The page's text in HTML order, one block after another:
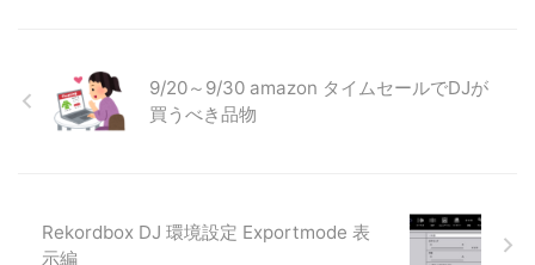
9/20～9/30 amazon タイムセールでDJが
買うべき品物
Rekordbox DJ 環境設定 Exportmode 表
示編